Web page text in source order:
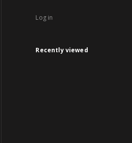
Log in
Recently viewed